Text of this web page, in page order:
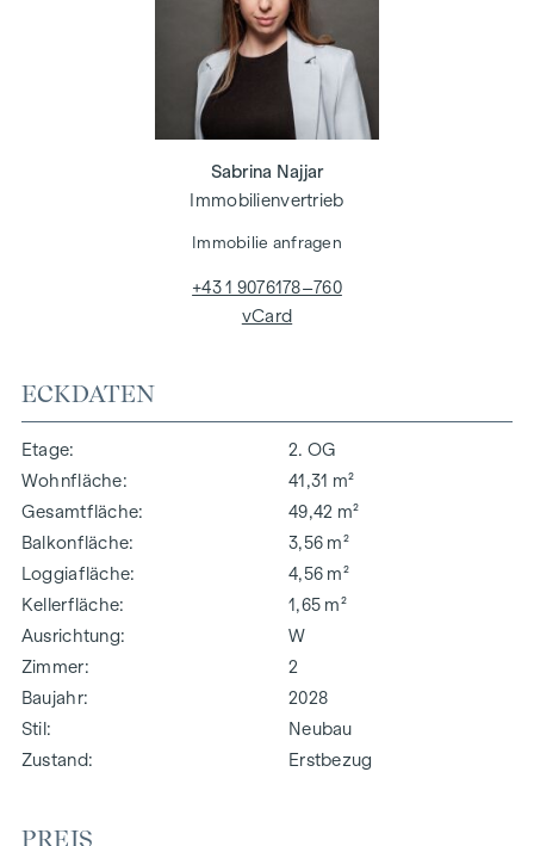
ECKDATEN
Etage
2. OG
Wohnfläche
41,31 m²
Gesamtfläche
49,42 m²
Balkonfläche
3,56 m²
Loggiafläche
4,56 m²
Kellerfläche
1,65 m²
Ausrichtung
W
Zimmer
2
Baujahr
2028
Stil
Neubau
Zustand
Erstbezug
PREIS
Sabrina Najjar
Immobilienvertrieb
Immobilie anfragen
+43 1 9076178–760
vCard